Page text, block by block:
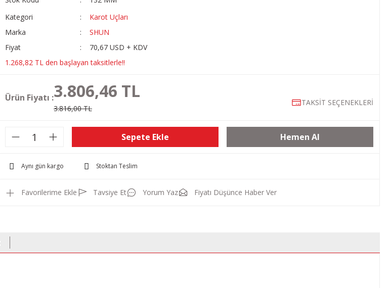
Kategori
Karot Uçları
Marka
SHUN
Fiyat
70,67 USD + KDV
1.268,82 TL den başlayan taksitlerle!!
Ürün Fiyatı :3.806,46 TL
3.816,00 TL
TAKSİT SEÇENEKLERİ
Sepete Ekle Hemen Al
Aynı gün kargo Stoktan Teslim
Tavsiye Et Yorum Yaz Fiyatı Düşünce Haber Ver